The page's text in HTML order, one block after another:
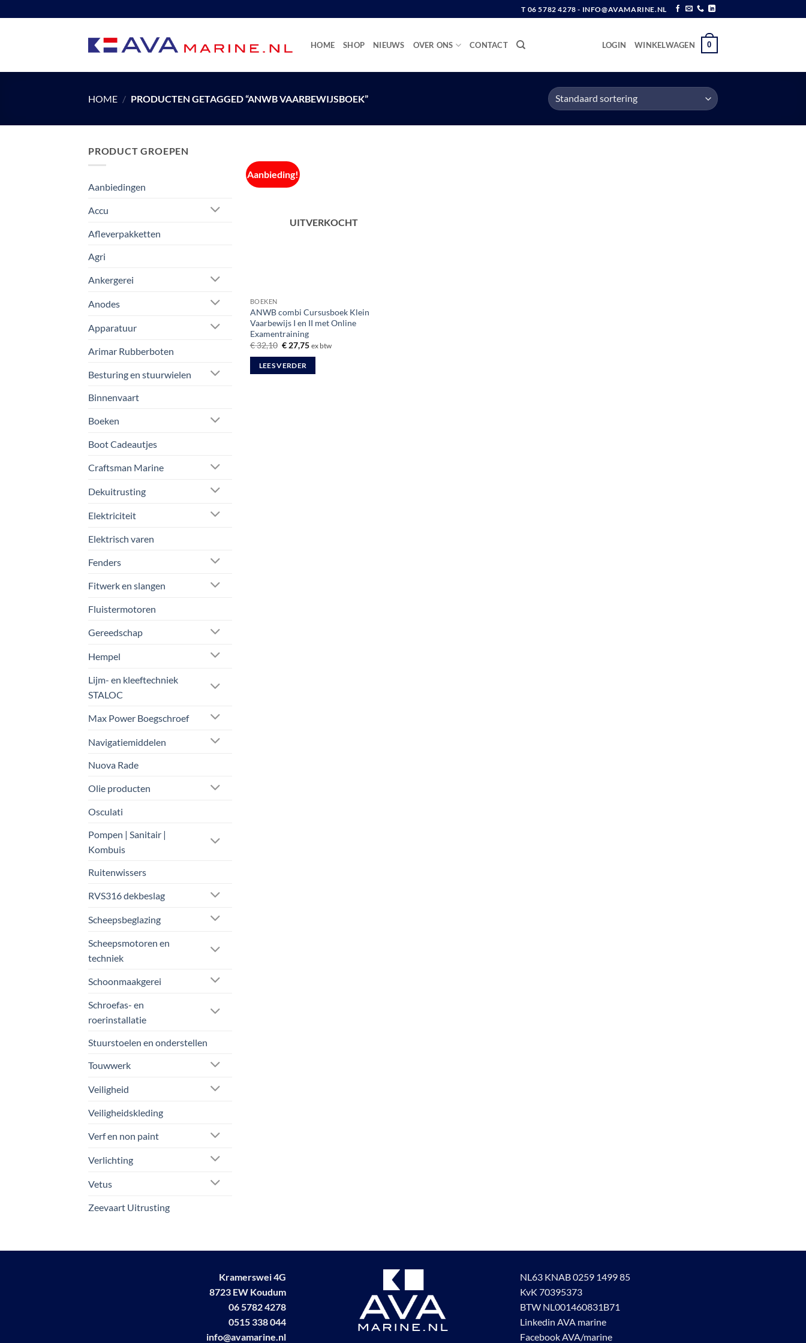
naar
T 06 5782 4278 - INFO@AVAMARINE.NL
HOME SHOP NIEUWS OVER ONS CONTACT LOGIN WINKELWAGEN 0
HOME / PRODUCTEN GETAGGED “ANWB VAARBEWIJSBOEK”
PRODUCT GROEPEN
Aanbiedingen
Accu
Afleverpakketten
Agri
Ankergerei
Anodes
Apparatuur
Arimar Rubberboten
Besturing en stuurwielen
Binnenvaart
Boeken
Boot Cadeautjes
Craftsman Marine
Dekuitrusting
Elektriciteit
Elektrisch varen
Fenders
Fitwerk en slangen
Fluistermotoren
Gereedschap
Hempel
Lijm- en kleeftechniek
STALOC
Max Power Boegschroef
Navigatiemiddelen
Nuova Rade
Olie producten
Osculati
Pompen | Sanitair |
Kombuis
Ruitenwissers
RVS316 dekbeslag
Scheepsbeglazing
Scheepsmotoren en
techniek
Schoonmaakgerei
Schroefas- en
roerinstallatie
Stuurstoelen en onderstellen
Touwwerk
Veiligheid
Veiligheidskleding
Verf en non paint
Verlichting
Vetus
Zeevaart Uitrusting
Aanbieding!
UITVERKOCHT
BOEKEN
ANWB combi Cursusboek Klein
Vaarbewijs I en II met Online
Examentraining
€32,10 Oorspronkelijke
prijs
was:
€ 32,10.
€27,75Huidige
ex btw
LEES VERDER
Kramerswei 4G
8723 EW Koudum
06 5782 4278
0515 338 044
info@avamarine.nl
NL63 KNAB 0259 1499 85
KvK 70395373
BTW NL001460831B71
Linkedin AVA marine
Facebook AVA/marine